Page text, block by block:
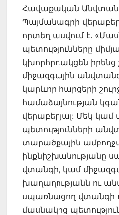
Հավաքական
Պայմանագրի
որտեղ ասվում է.
պետությունները
կխորհրդակցեն
միջազգային
կարևոր հարցերի
համաձայնության
վերաբերյալ: Մեկ
պետությունների
տարածքային
ինքնիշխանությանը
վտանգի, կամ
խաղաղությանն ու
սպառնացող վտանգի
մասնակից